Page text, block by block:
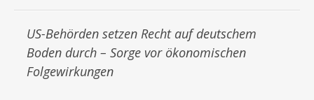
US-Behörden setzen Recht auf deutschem
Boden durch – Sorge vor ökonomischen
Folgewirkungen